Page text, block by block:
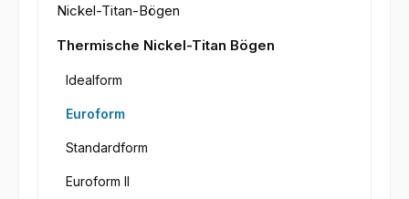
Nickel-Titan-Bögen
Thermische Nickel-Titan Bögen
Idealform
Euroform
Standardform
Euroform II